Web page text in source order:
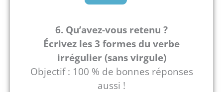
6. Qu’avez-vous retenu ?
Écrivez les 3 formes du verbe
irrégulier (sans virgule)
Objectif : 100 % de bonnes réponses
aussi !